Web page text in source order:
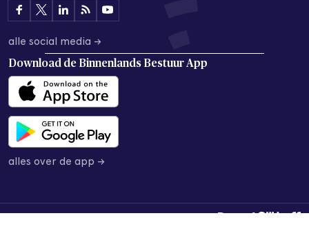
alle social media →
Download de Binnenlands Bestuur App
alles over de app →